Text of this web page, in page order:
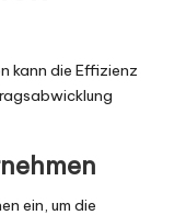
kann die Effizienz
ein, um die